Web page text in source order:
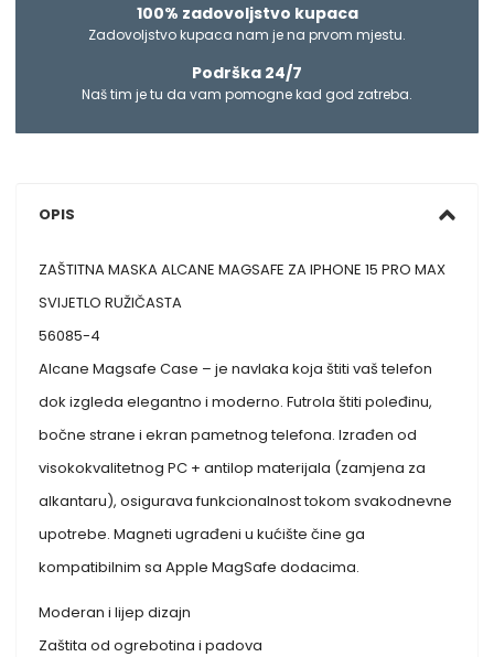
100% zadovoljstvo kupaca
Zadovoljstvo kupaca nam je na prvom mjestu.
Podrška 24/7
Naš tim je tu da vam pomogne kad god zatreba.
OPIS
ZAŠTITNA MASKA ALCANE MAGSAFE ZA IPHONE 15 PRO MAX
SVIJETLO RUŽIČASTA
56085-4
Alcane Magsafe Case – je navlaka koja štiti vaš telefon
dok izgleda elegantno i moderno. Futrola štiti poleđinu,
bočne strane i ekran pametnog telefona. Izrađen od
visokokvalitetnog PC + antilop materijala (zamjena za
alkantaru), osigurava funkcionalnost tokom svakodnevne
upotrebe. Magneti ugrađeni u kućište čine ga
kompatibilnim sa Apple MagSafe dodacima.
Moderan i lijep dizajn
Zaštita od ogrebotina i padova